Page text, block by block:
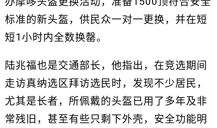
标准的新头盔，供民众一对一更换，并在短
短1小时内全数换罄。
陆兆福也是交通部长，他指出，在竞选期间
走访真纳选区拜访选民时，发现不少居民，
尤其是长者，所佩戴的头盔已用了多年及非
常残旧，甚至有些只剩下外壳，安全功能明